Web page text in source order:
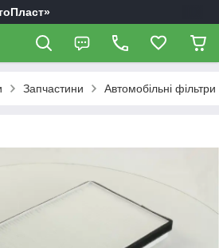
Запчастини Автомобільні фільтри